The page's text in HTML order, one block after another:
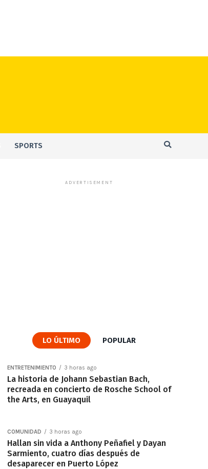
SPORTS
ADVERTISEMENT
LO ÚLTIMO POPULAR
ENTRETENIMIENTO 3 horas ago
La historia de Johann Sebastian Bach,
recreada en concierto de Rosche School of
the Arts, en Guayaquil
COMUNIDAD 3 horas ago
Hallan sin vida a Anthony Peñafiel y Dayan
Sarmiento, cuatro días después de
desaparecer en Puerto López